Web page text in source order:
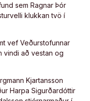
sem Ragnar Þór
klukkan tvö í
vef Veðurstofunnar
vindi að vestan og
Kjartansson
Harpa Sigurðardóttir